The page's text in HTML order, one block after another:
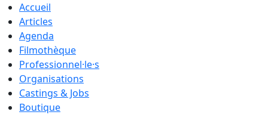
Accueil
Articles
Agenda
Filmothèque
Professionnel·le·s
Organisations
Castings & Jobs
Boutique